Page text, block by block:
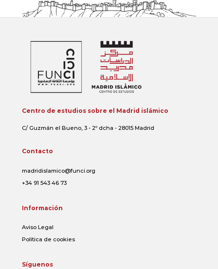
Centro de estudios sobre el Madrid islámico
C/ Guzmán el Bueno, 3 - 2º dcha - 28015 Madrid
Contacto
madridislamico@funci.org
+34 91 543 46 73
Información
Aviso Legal
Política de cookies
Síguenos